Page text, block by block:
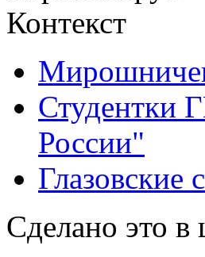
Контекст
Студентки
России"
Сделано это в